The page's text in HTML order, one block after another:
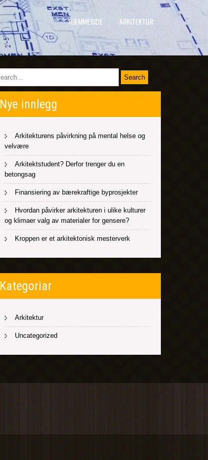
HJEMMESIDE ARKITEKTUR
Nye innlegg
Arkitekturens påvirkning på mental helse og
velvære
Arkitektstudent? Derfor trenger du en
betongsag
Finansiering av bærekraftige byprosjekter
Hvordan påvirker arkitekturen i ulike kulturer
og klimaer valg av materialer for gensere?
Kroppen er et arkitektonisk mesterverk
Kategoriar
Arkitektur
Uncategorized